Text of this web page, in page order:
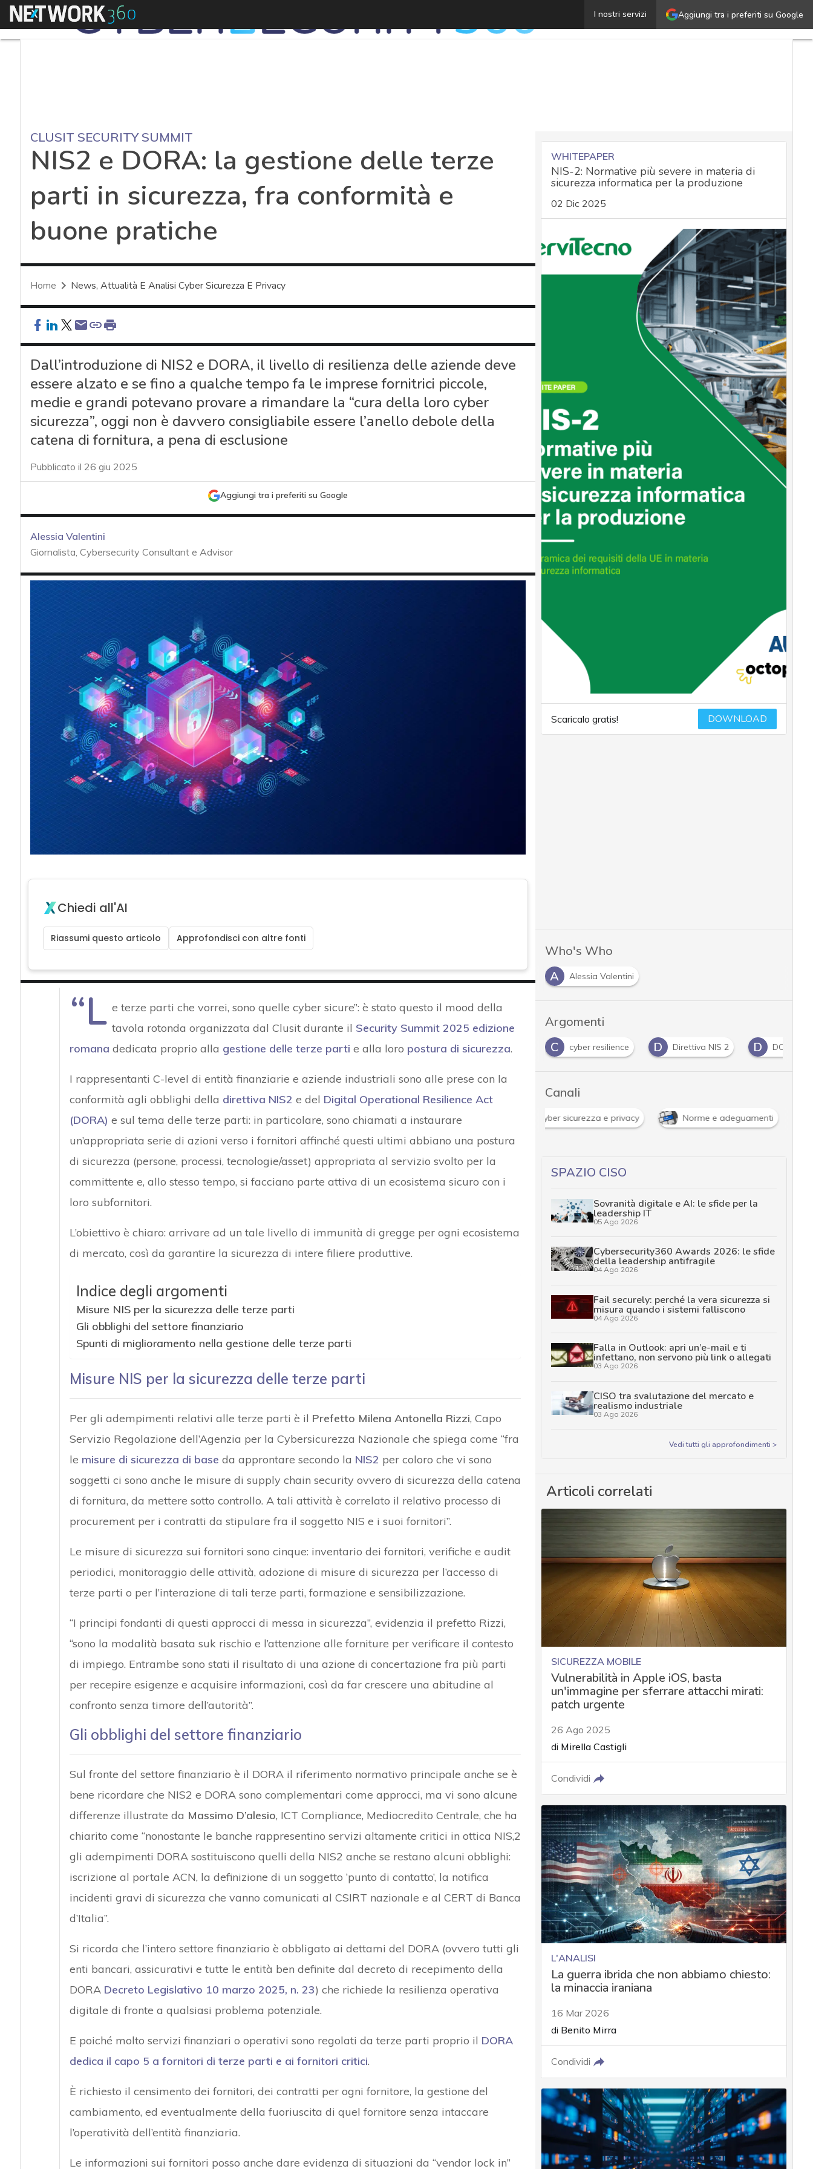
Aggiungi tra i preferiti su Google
I nostri servizi
Menu NIS2 e DORA: la gestione delle terze parti in
CLUSIT SECURITY SUMMIT
NIS2 e DORA: la gestione delle terze
parti in sicurezza, fra conformità e
buone pratiche
Home News, Attualità E Analisi Cyber Sicurezza E Privacy
Dall’introduzione di NIS2 e DORA, il livello di resilienza delle aziende deve
essere alzato e se fino a qualche tempo fa le imprese fornitrici piccole,
medie e grandi potevano provare a rimandare la “cura della loro cyber
sicurezza”, oggi non è davvero consigliabile essere l’anello debole della
catena di fornitura, a pena di esclusione
Pubblicato il 26 giu 2025
Aggiungi tra i preferiti su Google
Alessia Valentini
Giornalista, Cybersecurity Consultant e Advisor
Chiedi all'AI
Riassumi questo articolo Approfondisci con altre fonti
“L e terze parti che vorrei, sono quelle cyber sicure”: è stato questo il mood della
tavola rotonda organizzata dal Clusit durante il Security Summit 2025 edizione
romana dedicata proprio alla gestione delle terze parti e alla loro postura di sicurezza.
I rappresentanti C-level di entità finanziarie e aziende industriali sono alle prese con la
conformità agli obblighi della direttiva NIS2 e del Digital Operational Resilience Act
(DORA) e sul tema delle terze parti: in particolare, sono chiamati a instaurare
un’appropriata serie di azioni verso i fornitori affinché questi ultimi abbiano una postura
di sicurezza (persone, processi, tecnologie/asset) appropriata al servizio svolto per la
committente e, allo stesso tempo, si facciano parte attiva di un ecosistema sicuro con i
loro subfornitori.
L’obiettivo è chiaro: arrivare ad un tale livello di immunità di gregge per ogni ecosistema
di mercato, così da garantire la sicurezza di intere filiere produttive.
Indice degli argomenti
Misure NIS per la sicurezza delle terze parti
Gli obblighi del settore finanziario
Spunti di miglioramento nella gestione delle terze parti
Misure NIS per la sicurezza delle terze parti
Per gli adempimenti relativi alle terze parti è il Prefetto Milena Antonella Rizzi, Capo
Servizio Regolazione dell’Agenzia per la Cybersicurezza Nazionale che spiega come “fra
le misure di sicurezza di base da approntare secondo la NIS2 per coloro che vi sono
soggetti ci sono anche le misure di supply chain security ovvero di sicurezza della catena
di fornitura, da mettere sotto controllo. A tali attività è correlato il relativo processo di
procurement per i contratti da stipulare fra il soggetto NIS e i suoi fornitori”.
Le misure di sicurezza sui fornitori sono cinque: inventario dei fornitori, verifiche e audit
periodici, monitoraggio delle attività, adozione di misure di sicurezza per l’accesso di
terze parti o per l’interazione di tali terze parti, formazione e sensibilizzazione.
“I principi fondanti di questi approcci di messa in sicurezza”, evidenzia il prefetto Rizzi,
“sono la modalità basata suk rischio e l’attenzione alle forniture per verificare il contesto
di impiego. Entrambe sono stati il risultato di una azione di concertazione fra più parti
per recepire esigenze e acquisire informazioni, così da far crescere una abitudine al
confronto senza timore dell’autorità”.
Gli obblighi del settore finanziario
Sul fronte del settore finanziario è il DORA il riferimento normativo principale anche se è
bene ricordare che NIS2 e DORA sono complementari come approcci, ma vi sono alcune
differenze illustrate da Massimo D’alesio, ICT Compliance, Mediocredito Centrale, che ha
chiarito come “nonostante le banche rappresentino servizi altamente critici in ottica NIS,2
gli adempimenti DORA sostituiscono quelli della NIS2 anche se restano alcuni obblighi:
iscrizione al portale ACN, la definizione di un soggetto ‘punto di contatto’, la notifica
incidenti gravi di sicurezza che vanno comunicati al CSIRT nazionale e al CERT di Banca
d’Italia”.
Si ricorda che l’intero settore finanziario è obbligato ai dettami del DORA (ovvero tutti gli
enti bancari, assicurativi e tutte le entità ben definite dal decreto di recepimento della
DORA Decreto Legislativo 10 marzo 2025, n. 23) che richiede la resilienza operativa
digitale di fronte a qualsiasi problema potenziale.
E poiché molto servizi finanziari o operativi sono regolati da terze parti proprio il DORA
dedica il capo 5 a fornitori di terze parti e ai fornitori critici.
È richiesto il censimento dei fornitori, dei contratti per ogni fornitore, la gestione del
cambiamento, ed eventualmente della fuoriuscita di quel fornitore senza intaccare
l’operatività dell’entità finanziaria.
Le informazioni sui fornitori posso anche dare evidenza di situazioni da “vendor lock in”
WHITEPAPER
NIS-2: Normative più severe in materia di
sicurezza informatica per la produzione
02 Dic 2025
Scaricalo gratis! DOWNLOAD
Who's Who
A
Alessia Valentini
Argomenti
C
Clusit C cyber resilience D Direttiva NIS 2 D DORA
Canali
News, attualità e analisi Cyber sicurezza e privacy Norme e adeguamenti
SPAZIO CISO
Sovranità digitale e AI: le sfide per la
leadership IT
05 Ago 2026
Cybersecurity360 Awards 2026: le sfide
della leadership antifragile
04 Ago 2026
Fail securely: perché la vera sicurezza si
misura quando i sistemi falliscono
04 Ago 2026
Falla in Outlook: apri un’e-mail e ti
infettano, non servono più link o allegati
03 Ago 2026
CISO tra svalutazione del mercato e
realismo industriale
03 Ago 2026
Vedi tutti gli approfondimenti >
Articoli correlati
SICUREZZA MOBILE
Vulnerabilità in Apple iOS, basta
un'immagine per sferrare attacchi mirati:
patch urgente
26 Ago 2025
di Mirella Castigli
Condividi
L'ANALISI
La guerra ibrida che non abbiamo chiesto:
la minaccia iraniana
16 Mar 2026
di Benito Mirra
Condividi